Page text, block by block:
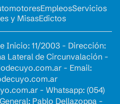
EmpleosServicios
y MisasEdictos
Inicio: 11/2003 - Dirección:
Lateral de Circunvalación -
- Email:
- Whatsapp: (054)
Pablo Dellazoppa -